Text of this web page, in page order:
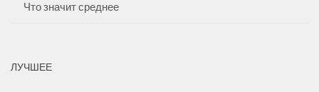
Что значит среднее
ЛУЧШЕЕ